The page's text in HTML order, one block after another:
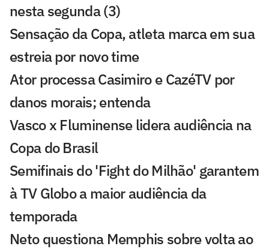
nesta segunda (3)
Sensação da Copa, atleta marca em sua
estreia por novo time
Ator processa Casimiro e CazéTV por
danos morais; entenda
Vasco x Fluminense lidera audiência na
Copa do Brasil
Semifinais do 'Fight do Milhão' garantem
à TV Globo a maior audiência da
temporada
Neto questiona Memphis sobre volta ao